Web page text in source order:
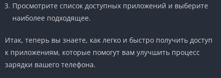
Просмотрите список доступных приложений и выберите
наиболее подходящее.
Итак, теперь вы знаете, как легко и быстро получить доступ
к приложениям, которые помогут вам улучшить процесс
зарядки вашего телефона.